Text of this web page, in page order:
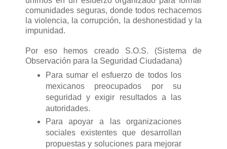
comunidades seguras, donde todos rechacemos
la violencia, la corrupción, la deshonestidad y la
impunidad.
Por eso hemos creado S.O.S. (Sistema de
Observación para la Seguridad Ciudadana)
Para sumar el esfuerzo de todos los
mexicanos preocupados por su
seguridad y exigir resultados a las
autoridades.
Para apoyar a las organizaciones
sociales existentes que desarrollan
propuestas y soluciones para mejorar